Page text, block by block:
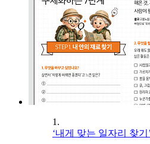
1.
‘내게 맞는 일자리 찾